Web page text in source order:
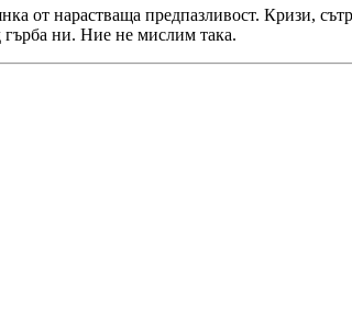
от нарастваща предпазливост. Кризи,
гърба ни. Ние не мислим така.